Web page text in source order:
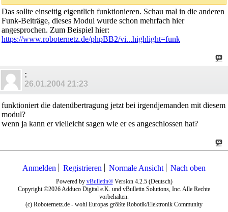
Das sollte einseitig eigentlich funktionieren. Schau mal in die anderen
Funk-Beiträge, dieses Modul wurde schon mehrfach hier
angesprochen. Zum Beispiel hier:
https://www.roboternetz.de/phpBB2/vi...highlight=funk
:
26.01.2004 21:23
funktioniert die datenübertragung jetzt bei irgendjemanden mit diesem
modul?
wenn ja kann er vielleicht sagen wie er es angeschlossen hat?
Anmelden Registrieren Normale Ansicht Nach oben
Powered by vBulletin®Version 4.2.5 (Deutsch)
Copyright ©2026 Adduco Digital e.K. und vBulletin Solutions, Inc. Alle Rechte
vorbehalten.
(c) Roboternetz.de - wohl Europas größte Robotik/Elektronik Community